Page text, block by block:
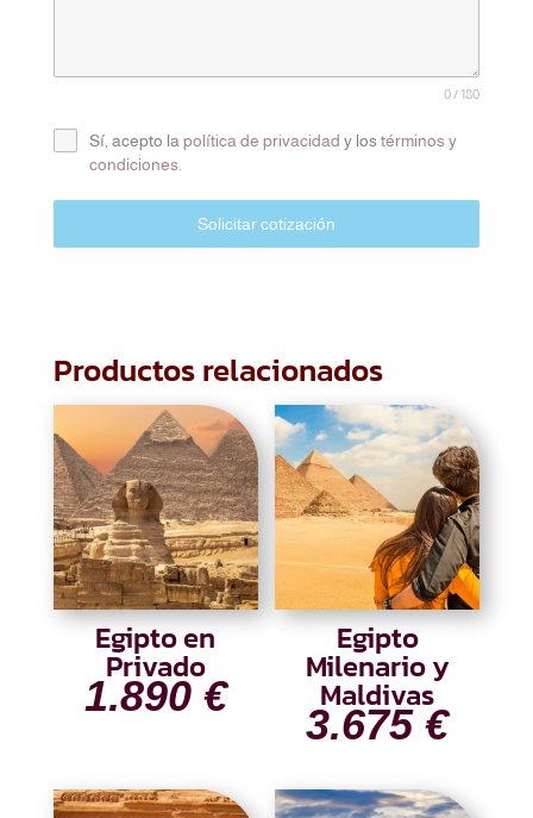
0 / 180
Sí, acepto la política de privacidad y lostérminos y
condiciones.
Solicitar cotización
Productos relacionados
Egipto en
Privado
1.890 €
Egipto
Milenario y
Maldivas
3.675€